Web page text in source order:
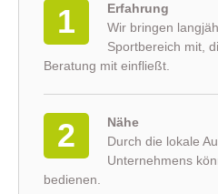
1
Erfahrung
Wir bringen
Sportbereich mit,
Beratung mit einfließt.
2
Nähe
Durch die lokale
Unternehmens
bedienen.